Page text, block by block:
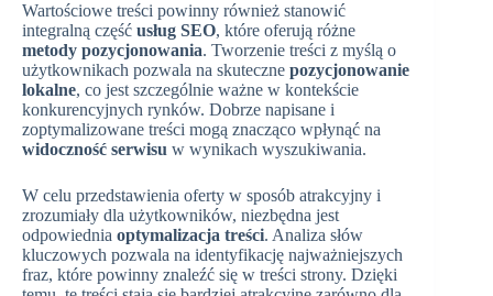
Wartościowe treści powinny również stanowić
integralną część usług SEO, które oferują różne
metody pozycjonowania. Tworzenie treści z myślą o
użytkownikach pozwala na skuteczne pozycjonowanie
lokalne, co jest szczególnie ważne w kontekście
konkurencyjnych rynków. Dobrze napisane i
zoptymalizowane treści mogą znacząco wpłynąć na
widoczność serwisu w wynikach wyszukiwania.
W celu przedstawienia oferty w sposób atrakcyjny i
zrozumiały dla użytkowników, niezbędna jest
odpowiednia optymalizacja treści. Analiza słów
kluczowych pozwala na identyfikację najważniejszych
fraz, które powinny znaleźć się w treści strony. Dzięki